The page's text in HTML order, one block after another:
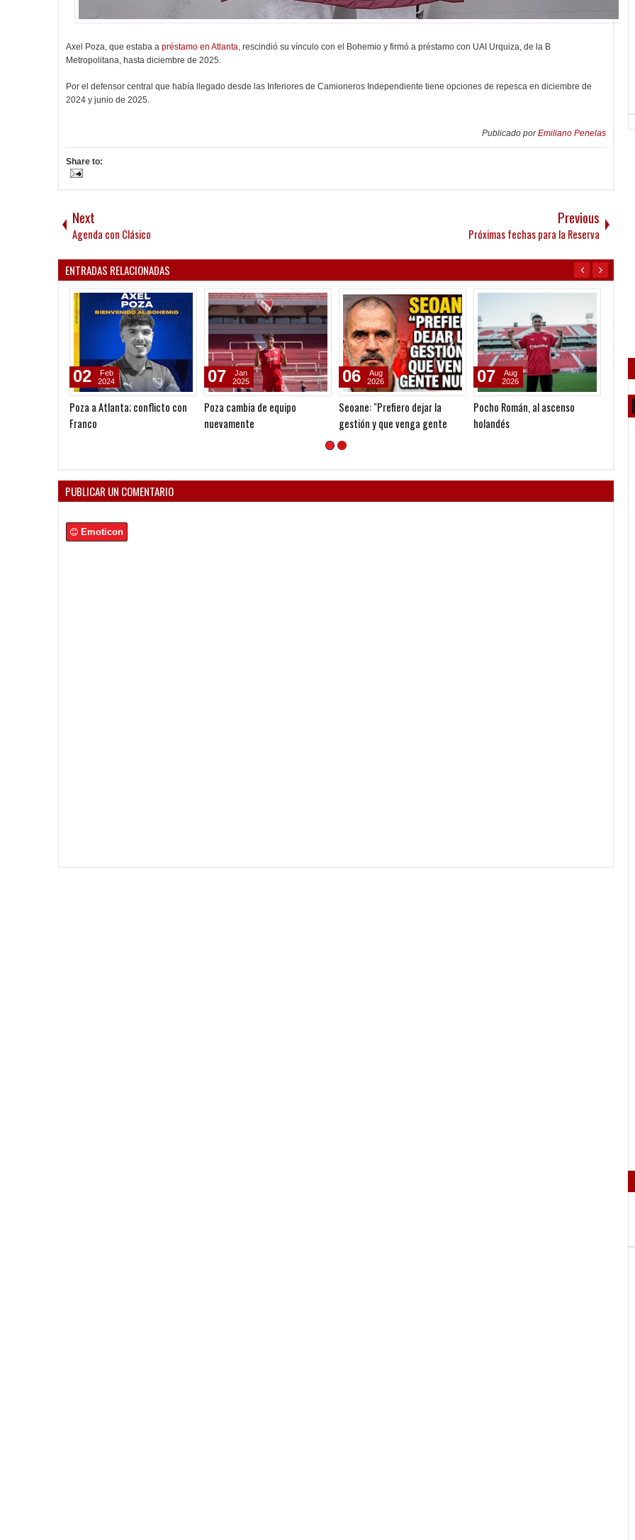
Axel Poza, que estaba a préstamo en Atlanta, rescindió su vínculo con el Bohemio y firmó a préstamo con UAI Urquiza, de la B
Metropolitana, hasta diciembre de 2025.
Por el defensor central que había llegado desde las Inferiores de Camioneros Independiente tiene opciones de repesca en diciembre de
2024 y junio de 2025.
Publicado porEmiliano Penelas
Share to:
Next
Agenda con Clásico
Previous
Próximas fechas para la Reserva
ENTRADAS RELACIONADAS
Poza a Atlanta; conflicto con
Franco
02
Feb
2024
Poza cambia de equipo
nuevamente
07
Jan
2025
Seoane: "Prefiero dejar la
gestión y que venga gente
nueva"
06
Aug
2026
Pocho Román, al ascenso
holandés
07
Aug
2026
A la
por
07
PUBLICAR UN COMENTARIO
Emoticon